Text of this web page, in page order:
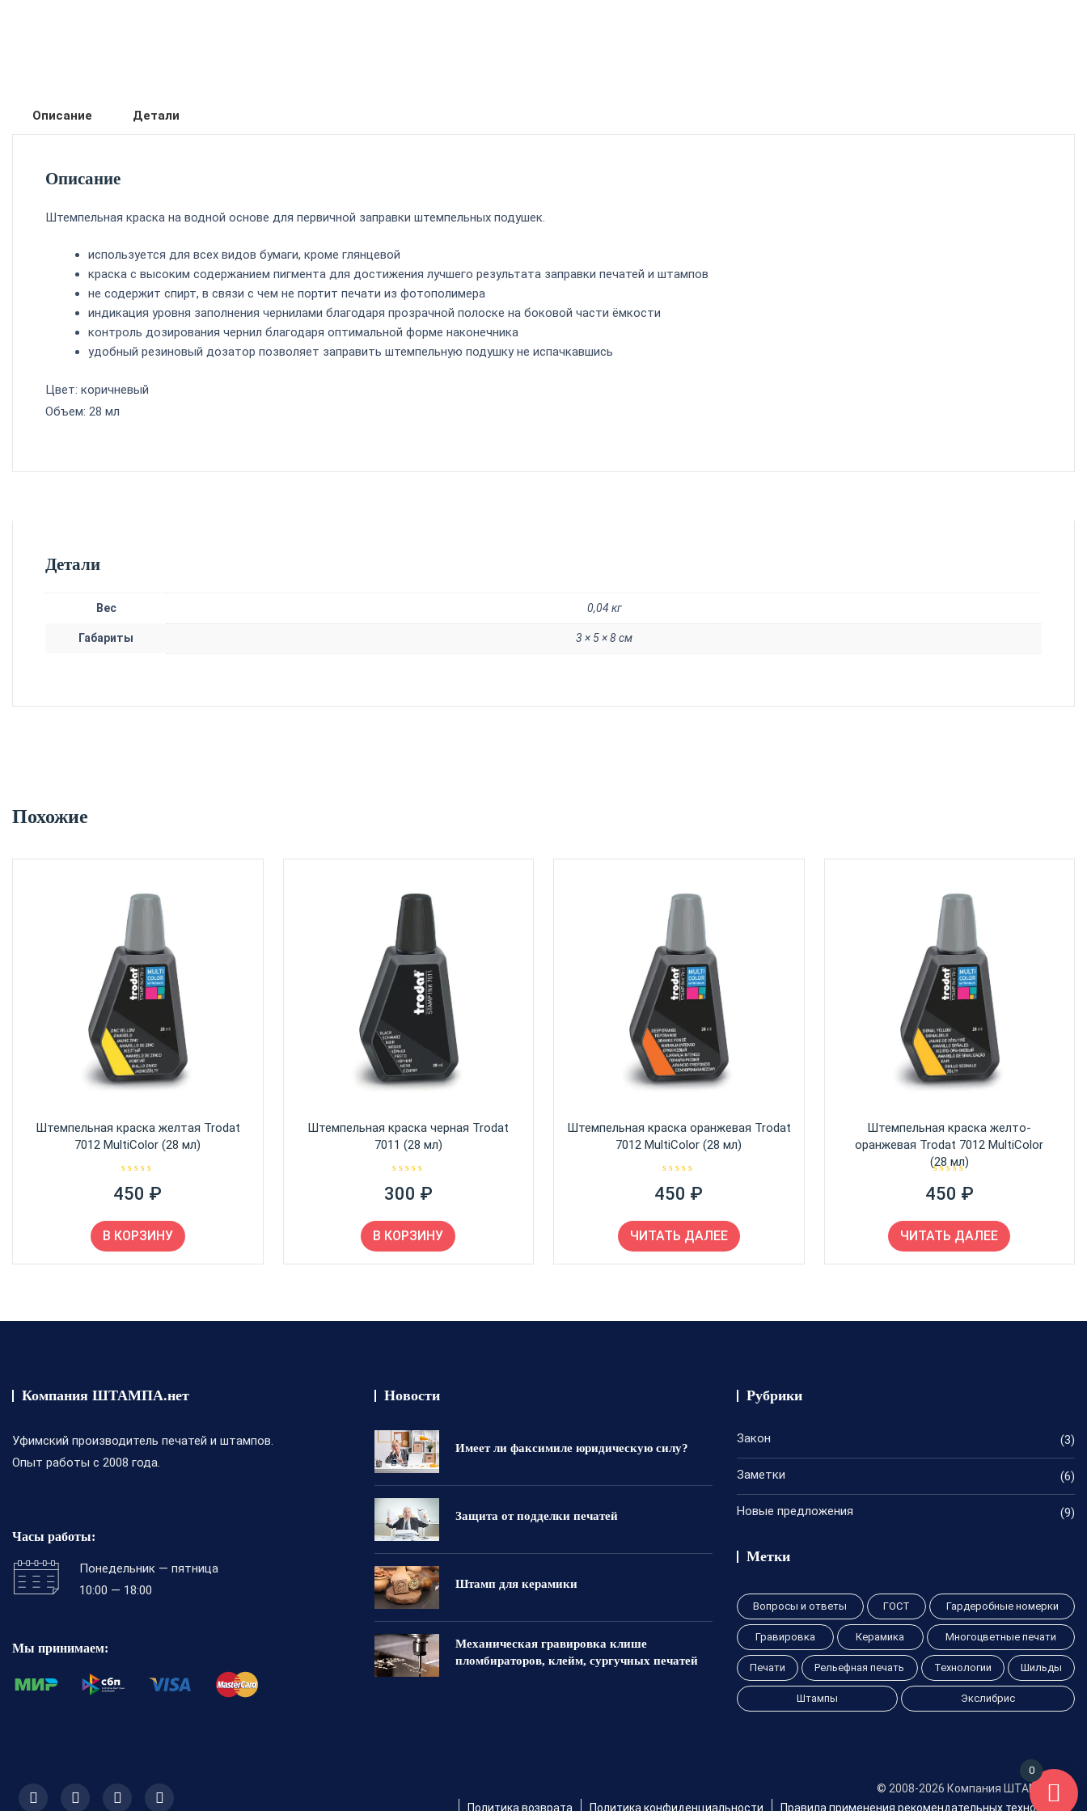
Описание Детали
Описание
Штемпельная краска на водной основе для первичной заправки штемпельных подушек.
используется для всех видов бумаги, кроме глянцевой
краска с высоким содержанием пигмента для достижения лучшего результата заправкипечатей иштампов
не содержит спирт, в связи с чем не портит печати из фотополимера
индикация уровня заполнения чернилами благодаря прозрачной полоске на боковой части ёмкости
контроль дозирования чернил благодаря оптимальной форме наконечника
удобный резиновый дозатор позволяет заправить штемпельную подушку не испачкавшись
Цвет: коричневый
Объем: 28 мл
Детали
Вес 0,04 кг
Габариты 3 × 5 × 8 см
Похожие
Штемпельная краска желтая Trodat
7012 MultiColor (28 мл)
ц
е
к
а
0
и
450 ₽
В КОРЗИНУ
Штемпельная краска черная Trodat
7011 (28 мл)
ц
е
к
а
0
и
300 ₽
В КОРЗИНУ
Штемпельная краска оранжевая Trodat
7012 MultiColor (28 мл)
ц
е
к
а
0
и
450 ₽
ЧИТАТЬ ДАЛЕЕ
Штемпельная краска желто-
оранжевая Trodat 7012 MultiColor
(28 мл)
ц
е
к
а
0
и
450 ₽
ЧИТАТЬ ДАЛЕЕ
Компания ШТАМПА.нет
Уфимский производитель печатей и штампов.
Опыт работы с 2008 года.
Часы работы:
Понедельник — пятница
10:00 — 18:00
Мы принимаем:
Новости
Имеет ли факсимиле юридическую силу?
Защита от подделки печатей
Штамп для керамики
Механическая гравировка клише
пломбираторов, клейм, сургучных печатей
Рубрики
Закон (3)
Заметки (6)
Новые предложения (9)
Метки
Вопросы и ответы ГОСТ Гардеробные номерки
Гравировка Керамика Многоцветные печати
Печати Рельефная печать Технологии Шильды
Штампы Экслибрис
© 2008-2026 Компания ШТАМПА.нет
Политика возврата
Политика конфиденциальности Правила применения рекомендательных технологий
0